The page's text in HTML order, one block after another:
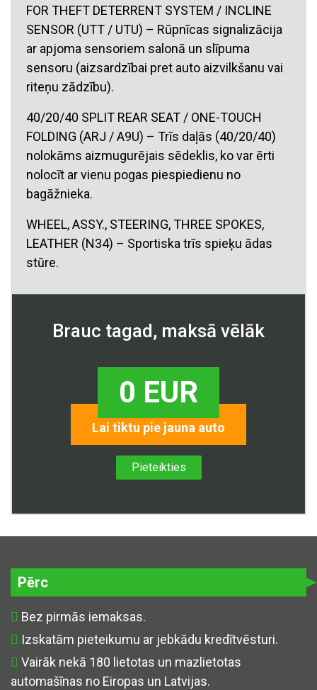
FOR THEFT DETERRENT SYSTEM / INCLINE
SENSOR (UTT / UTU) – Rūpnīcas signalizācija
ar apjoma sensoriem salonā un slīpuma
sensoru (aizsardzībai pret auto aizvilkšanu vai
riteņu zādzību).
40/20/40 SPLIT REAR SEAT / ONE-TOUCH
FOLDING (ARJ / A9U) – Trīs daļās (40/20/40)
nolokāms aizmugurējais sēdeklis, ko var ērti
nolocīt ar vienu pogas piespiedienu no
bagāžnieka.
WHEEL, ASSY., STEERING, THREE SPOKES,
LEATHER (N34) – Sportiska trīs spieķu ādas
stūre.
Brauc tagad, maksā vēlāk
0 EUR
Lai tiktu pie jauna auto
Pieteikties
Pērc
Bez pirmās iemaksas.
Izskatām pieteikumu ar jebkādu kredītvēsturi.
Vairāk nekā 180 lietotas un mazlietotas
automašīnas no Eiropas un Latvijas.